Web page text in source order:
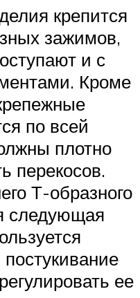
крепится
зажимов,
и с
Кроме
по всей
плотно
перекосов.
Т-образного
следующая
ее